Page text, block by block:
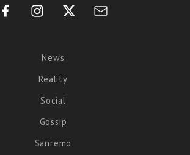
News
Reality
Social
Gossip
Sanremo